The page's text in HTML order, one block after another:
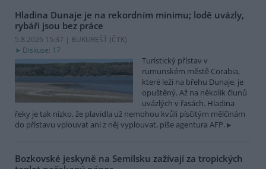
Hladina Dunaje je na rekordním minimu; lodě uvázly,
rybáři jsou bez práce
5.8.2026 15:37 | BUKUREŠŤ (ČTK)
Diskuse: 17
Turistický přístav v
rumunském městě Corabia,
které leží na břehu Dunaje, je
opuštěný. Až na několik člunů
uvázlých v řasách. Hladina
řeky je tak nízko, že plavidla už nemohou kvůli písčitým mělčinám
do přístavu vplouvat ani z něj vyplouvat, píše agentura AFP.
Bozkovské jeskyně na Semilsku zažívají za tropických